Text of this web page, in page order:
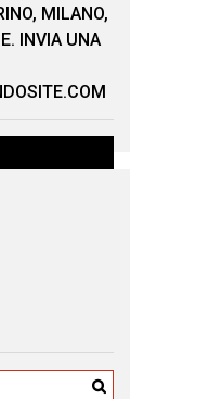
MILANO,
INVIA UNA